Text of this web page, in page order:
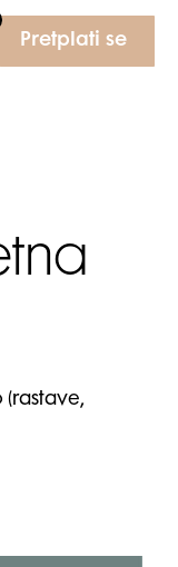
Pretplati se
(rastave,